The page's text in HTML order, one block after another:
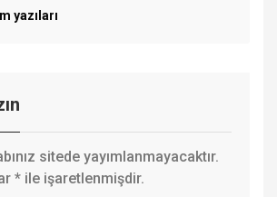
yazıları
sitede yayımlanmayacaktır.
* ile işaretlenmişdir.